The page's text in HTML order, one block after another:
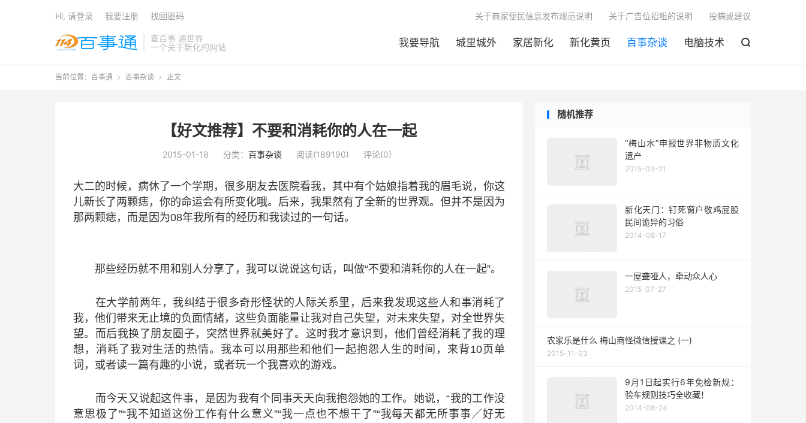
查百事 通世界
一个关于新化的网站
我要导航 城里城外 家居新化 新化黄页 百事杂谈 电脑技术 
关于商家便民信息发布规范说明 关于广告位招租的说明 投稿或建议
Hi, 请登录 我要注册 找回密码
当前位置： 百事通  百事杂谈  正文
【好文推荐】不要和消耗你的人在一起
2015-01-18 分类： 百事杂谈 阅读(189190) 评论(0)
大二的时候，病休了一个学期，很多朋友去医院看我，其中有个姑娘指着我的眉毛说，你这
儿新长了两颗痣，你的命运会有所变化哦。后来，我果然有了全新的世界观。但并不是因为
那两颗痣，而是因为08年我所有的经历和我读过的一句话。
那些经历就不用和别人分享了，我可以说说这句话，叫做“不要和消耗你的人在一起”。
在大学前两年，我纠结于很多奇形怪状的人际关系里，后来我发现这些人和事消耗了
我，他们带来无止境的负面情緒，这些负面能量让我对自己失望，对未来失望，对全世界失
望。而后我换了朋友圈子，突然世界就美好了。这时我才意识到，他们曾经消耗了我的理
想，消耗了我对生活的热情。我本可以用那些和他们一起抱怨人生的时间，来背10页单
词，或者读一篇有趣的小说，或者玩一个我喜欢的游戏。
而今天又说起这件事，是因为我有个同事天天向我抱怨她的工作。她说，“我的工作没
意思极了”“我不知道这份工作有什么意义”“我一点也不想干了”“我每天都无所事事／好无
随机推荐
“梅山水”申报世界非物质文化
遗产
2015-03-21
新化天门：钉死窗户敬鸡屁股
民间诡异的习俗
2014-08-17
一屋聋哑人，牵动众人心
2015-07-27
农家乐是什么 梅山商怪微信授课之 (一)
2015-11-03
9月1日起实行6年免检新规：
验车规则技巧全收藏！
2014-08-24